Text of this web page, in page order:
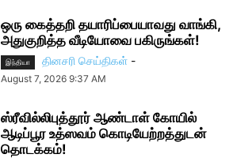
ஒரு கைத்தறி தயாரிப்பையாவது வாங்கி,
அதுகுறித்த வீடியோவை பகிருங்கள்!
இந்தியா தினசரி செய்திகள் -
August 7, 2026 9:37 AM
ஸ்ரீவில்லிபுத்தூர் ஆண்டாள் கோயில்
ஆடிப்பூர உத்ஸவம் கொடியேற்றத்துடன்
தொடக்கம்!